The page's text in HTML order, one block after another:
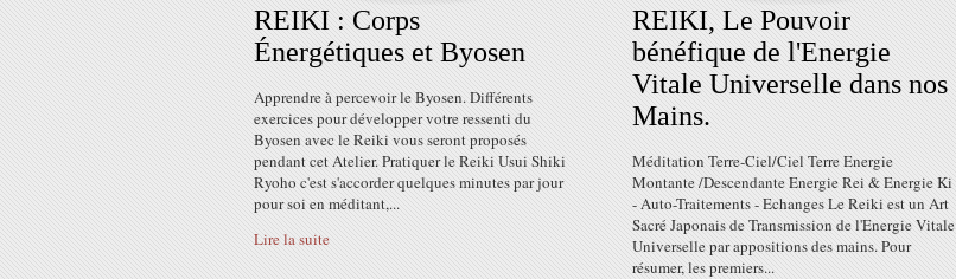
REIKI : Corps
Énergétiques et Byosen
Apprendre à percevoir le Byosen. Différents
exercices pour développer votre ressenti du
Byosen avec le Reiki vous seront proposés
pendant cet Atelier. Pratiquer le Reiki Usui Shiki
Ryoho c'est s'accorder quelques minutes par jour
pour soi en méditant,...
Lire la suite
REIKI, Le Pouvoir
bénéfique de l'Energie
Vitale Universelle dans nos
Mains.
Méditation Terre-Ciel/Ciel Terre Energie
Montante /Descendante Energie Rei & Energie Ki
- Auto-Traitements - Echanges Le Reiki est un Art
Sacré Japonais de Transmission de l'Energie Vitale
Universelle par appositions des mains. Pour
résumer, les premiers...